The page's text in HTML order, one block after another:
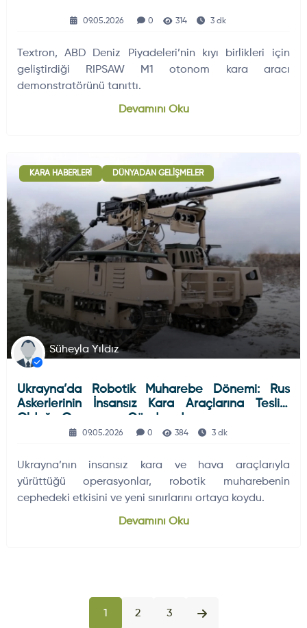
09.05.2026 0 314 3 dk
Textron, ABD Deniz Piyadeleri’nin kıyı birlikleri için
geliştirdiği RIPSAW M1 otonom kara aracı
demonstratörünü tanıttı.
Devamını Oku
KARA HABERLERI DÜNYADAN GELIŞMELER
Süheyla Yıldız
Ukrayna’da Robotik Muharebe Dönemi: Rus
Askerlerinin İnsansız Kara Araçlarına Teslim
Olduğu Operasyon Gündemde
09.05.2026 0 384 3 dk
Ukrayna’nın insansız kara ve hava araçlarıyla
yürüttüğü operasyonlar, robotik muharebenin
cephedeki etkisini ve yeni sınırlarını ortaya koydu.
Devamını Oku
1 2 3